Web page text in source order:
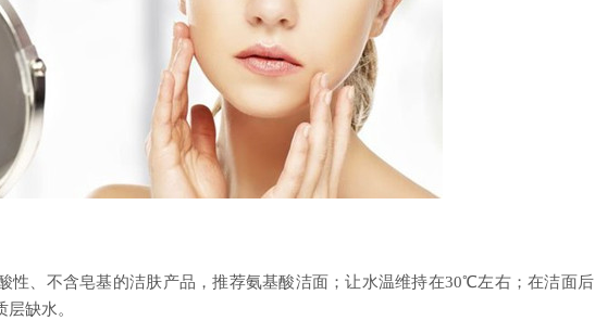
性、不含皂基的洁肤产品，推荐氨基酸洁面；让水温维持在30℃左右；在洁面后
缺水。